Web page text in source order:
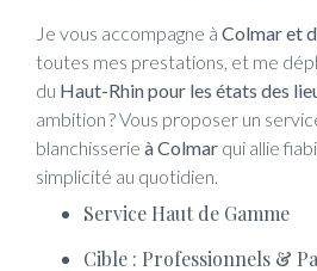
Je vous accompagne à Colmar et
toutes mes prestations, et me
du Haut-Rhin pour les états des
ambition ? Vous proposer un
blanchisserie à Colmar qui allie
simplicité au quotidien.
Service Haut de Gamme
Cible : Professionnels &